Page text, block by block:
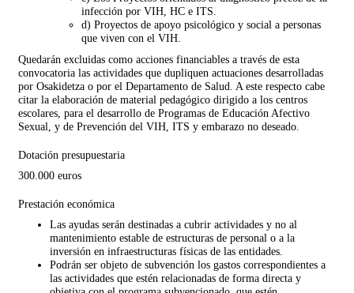
infección por VIH, HC e ITS.
d) Proyectos de apoyo psicológico y social a personas
que viven con el VIH.
Quedarán excluidas como acciones financiables a través de esta
convocatoria las actividades que dupliquen actuaciones desarrolladas
por Osakidetza o por el Departamento de Salud. A este respecto cabe
citar la elaboración de material pedagógico dirigido a los centros
escolares, para el desarrollo de Programas de Educación Afectivo
Sexual, y de Prevención del VIH, ITS y embarazo no deseado.
Dotación presupuestaria
300.000 euros
Prestación económica
Las ayudas serán destinadas a cubrir actividades y no al
mantenimiento estable de estructuras de personal o a la
inversión en infraestructuras físicas de las entidades.
Podrán ser objeto de subvención los gastos correspondientes a
las actividades que estén relacionadas de forma directa y